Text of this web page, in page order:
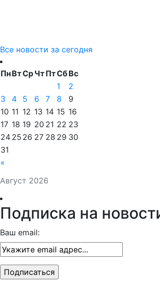
Все новости за сегодня
Август 2026
ПнВтСрЧтПтСбВс
«
1
2
3
4 5 6 7 8
9
10 11 12 13 14 15 16
17 18 19 20 21 22 23
24 25 26 27 28 29 30
31
Подписка на
Ваш email: